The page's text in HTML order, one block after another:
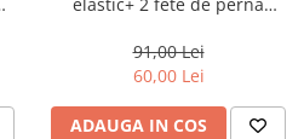
elastic+ 2 fete de perna
91,00 Lei
60,00 Lei
ADAUGA IN COS